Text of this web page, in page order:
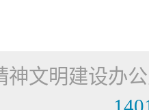
神文明建设